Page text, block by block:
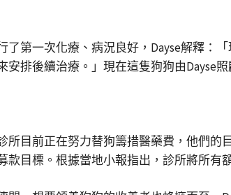
了第一次化療、病況良好，Dayse解釋：
安排後續治療。」現在這隻狗狗由Dayse
所目前正在努力替狗籌措醫藥費，他們的
款目標。根據當地小報指出，診所將所有